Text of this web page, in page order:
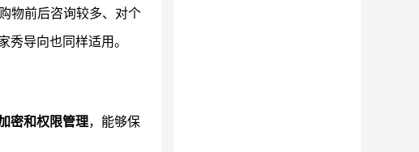
物前后咨询较多、对个
导向也同样适用。
密和权限管理，能够保